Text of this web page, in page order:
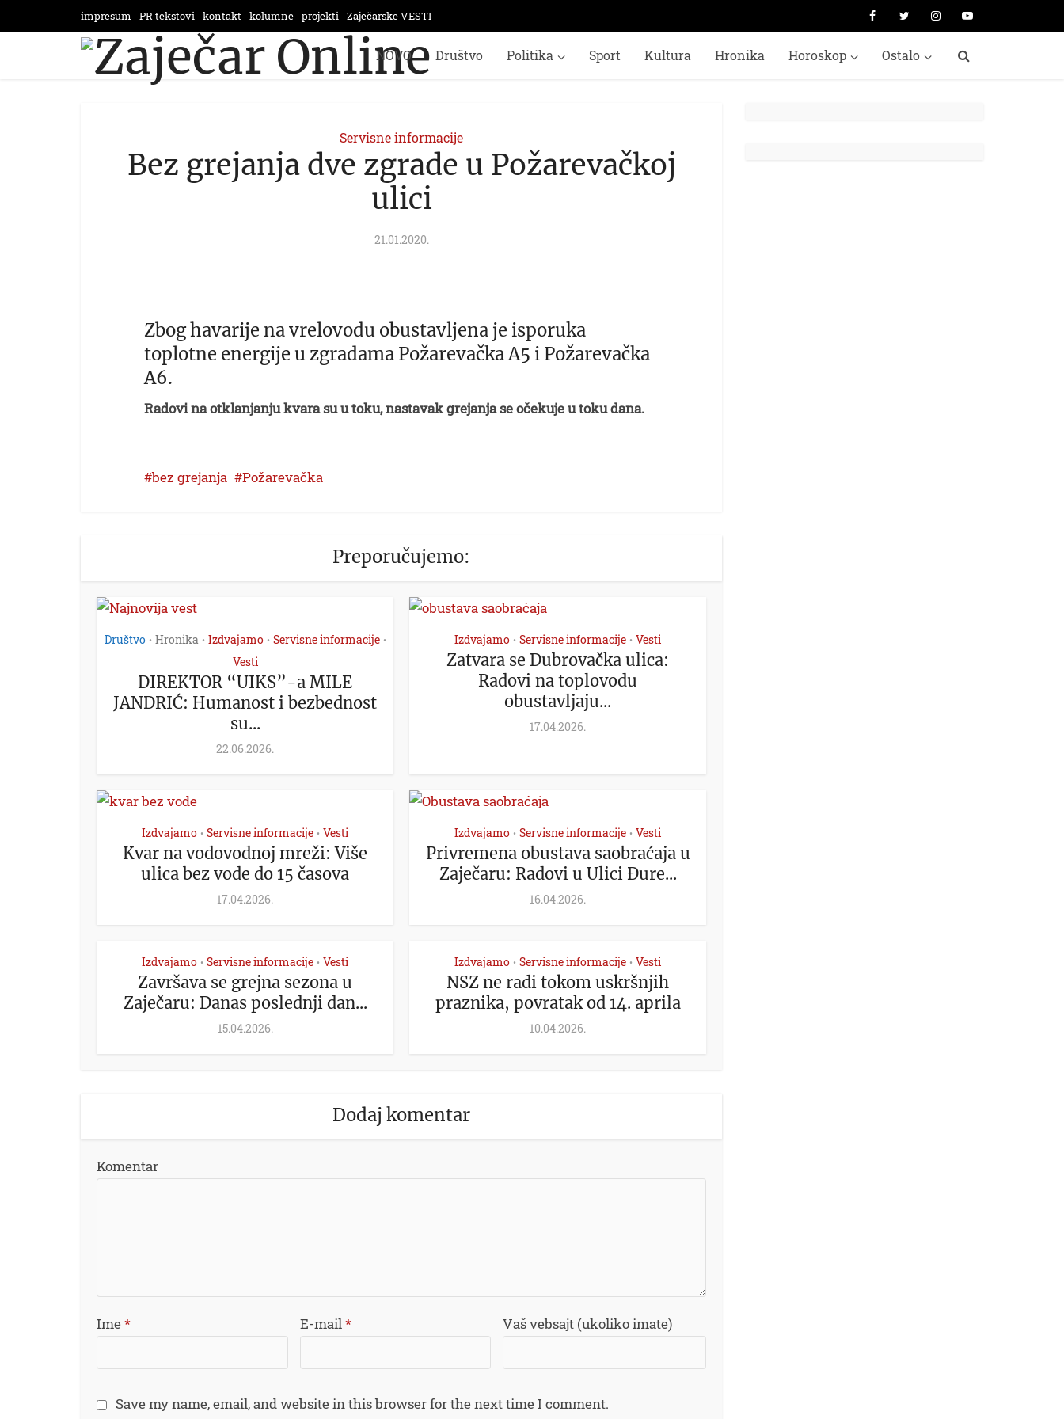
impresum PR tekstovi kontakt kolumne projekti Zaječarske VESTI
NOVO Društvo Politika Sport Kultura Hronika Horoskop Ostalo
Servisne informacije
Bez grejanja dve zgrade u Požarevačkoj
ulici
21.01.2020.
Zbog havarije na vrelovodu obustavljena je isporuka
toplotne energije u zgradama Požarevačka A5 i Požarevačka
A6.
Radovi na otklanjanju kvara su u toku, nastavak grejanja se očekuje u toku dana.
bez grejanja Požarevačka
Preporučujemo:
Društvo • Hronika • Izdvajamo • Servisne informacije •
Vesti
DIREKTOR “UIKS”-a MILE
JANDRIĆ: Humanost i bezbednost
su...
22.06.2026.
Izdvajamo • Servisne informacije • Vesti
Zatvara se Dubrovačka ulica:
Radovi na toplovodu
obustavljaju...
17.04.2026.
Izdvajamo • Servisne informacije • Vesti
Kvar na vodovodnoj mreži: Više
ulica bez vode do 15 časova
17.04.2026.
Izdvajamo • Servisne informacije • Vesti
Privremena obustava saobraćaja u
Zaječaru: Radovi u Ulici Đure...
16.04.2026.
Izdvajamo • Servisne informacije • Vesti
Završava se grejna sezona u
Zaječaru: Danas poslednji dan...
15.04.2026.
Izdvajamo • Servisne informacije • Vesti
NSZ ne radi tokom uskršnjih
praznika, povratak od 14. aprila
10.04.2026.
Dodaj komentar
Komentar
Ime* E-mail* Vaš vebsajt (ukoliko imate)
Save my name, email, and website in this browser for the next time I comment.